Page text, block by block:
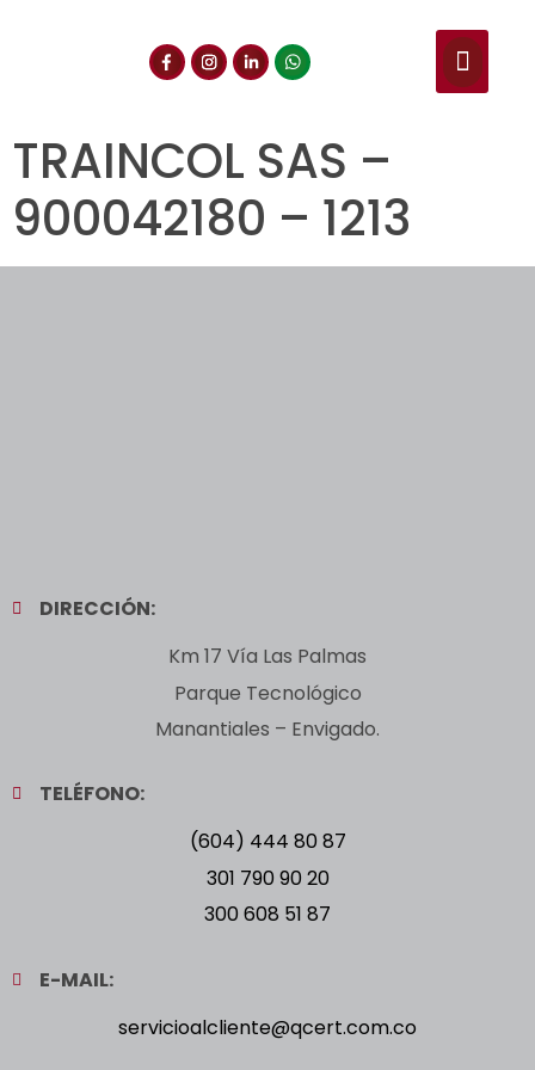
TRAINCOL SAS –
900042180 – 1213
DIRECCIÓN:
Km 17 Vía Las Palmas
Parque Tecnológico
Manantiales – Envigado.
TELÉFONO:
(604) 444 80 87
301 790 90 20
300 608 51 87
E-MAIL:
servicioalcliente@qcert.com.co